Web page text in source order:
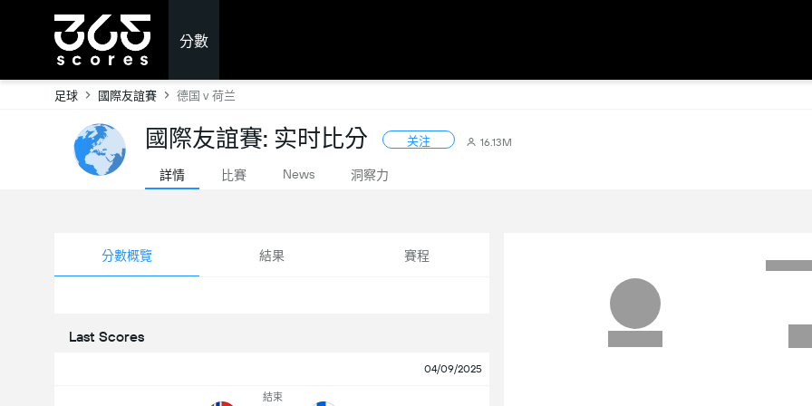
分數
足球 國際友誼賽 德国 v 荷兰
國際友誼賽: 实时比分 关注 16.13M
詳情 比賽 News 洞察力
分數概覽 結果 賽程
Last Scores
04/09/2025
結束